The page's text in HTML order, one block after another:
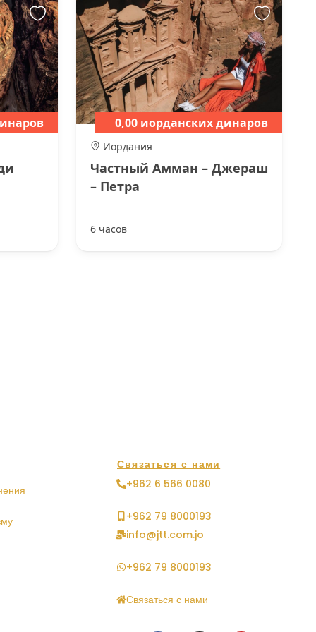
Иордания
Частный Амман – Джераш
– Петра
0,00 иорданских динаров
6 часов
Связаться с нами
+962 6 566 0080
+962 79 8000193
info@jtt.com.jo
+962 79 8000193
Связаться с нами